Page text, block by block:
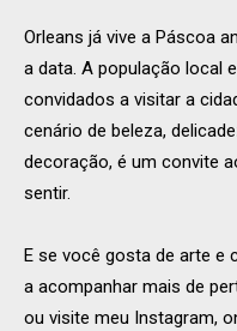
Orleans já vive a Páscoa
a data. A população local
convidados a visitar a
cenário de beleza,
decoração, é um convite
sentir.
E se você gosta de arte e
a acompanhar mais de
ou visite meu Instagram,